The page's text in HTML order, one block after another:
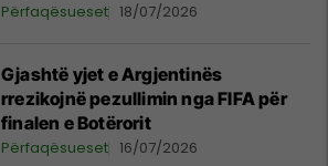
Përfaqësueset 18/07/2026
Gjashtë yjet e Argjentinës
rrezikojnë pezullimin nga FIFA për
finalen e Botërorit
Përfaqësueset 16/07/2026